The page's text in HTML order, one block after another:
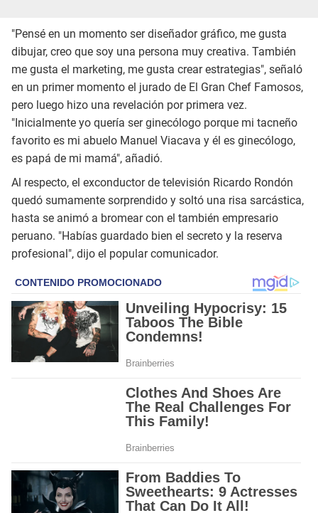
"Pensé en un momento ser diseñador gráfico, me gusta
dibujar, creo que soy una persona muy creativa. También
me gusta el marketing, me gusta crear estrategias", señaló
en un primer momento el jurado de El Gran Chef Famosos,
pero luego hizo una revelación por primera vez.
"Inicialmente yo quería ser ginecólogo porque mi tacneño
favorito es mi abuelo Manuel Viacava y él es ginecólogo,
es papá de mi mamá", añadió.
Al respecto, el exconductor de televisión Ricardo Rondón
quedó sumamente sorprendido y soltó una risa sarcástica,
hasta se animó a bromear con el también empresario
peruano. "Habías guardado bien el secreto y la reserva
profesional", dijo el popular comunicador.